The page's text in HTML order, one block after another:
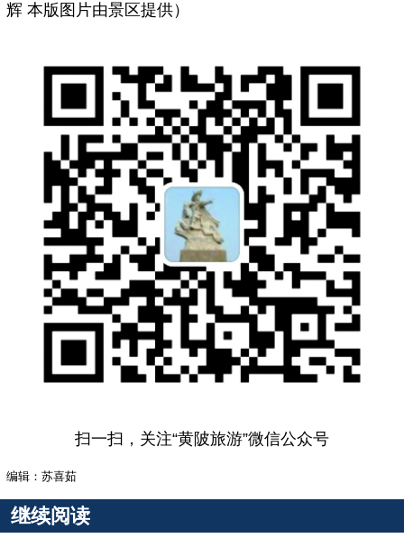
辉 本版图片由景区提供）
扫一扫，关注“黄陂旅游”微信公众号
编辑：苏喜茹
继续阅读